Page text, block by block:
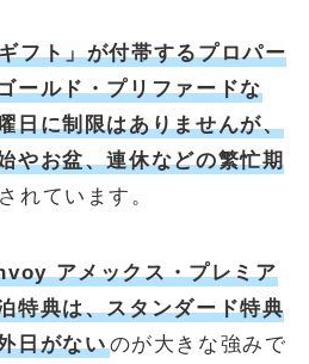
フト」が付帯するプロパー
ールド・プリファードな
日に制限はありませんが、
やお盆、連休などの繁忙期
されています。
アメックス・プレミア
特典は、スタンダード特典
日がないのが大きな強みで